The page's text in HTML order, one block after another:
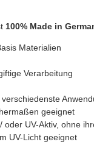
100% Made in
Materialien
Verarbeitung
geeignet
UV-Aktiv, ohne
UV-Licht geeignet